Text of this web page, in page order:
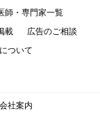
師・専門家一覧
載
広告のご相談
ついて
会社案内